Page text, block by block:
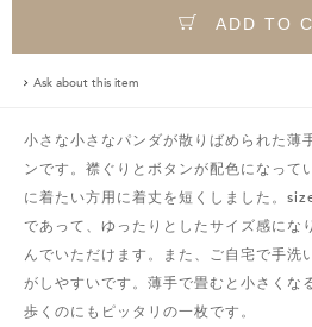
ADD TO
Ask about this item
小さな小さなパンダが散りばめられた薄
ンです。襟ぐりとボタンが配色になって
に着たい方用に着丈を短くしました。
であって、ゆったりとしたサイズ感にな
んでいただけます。また、ご自宅で手洗
がしやすいです。薄手で畳むと小さくな
歩くのにもピッタリの一枚です。